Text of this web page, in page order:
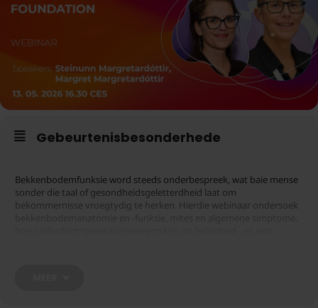
Gebeurtenisbesonderhede
Bekkenbodemfunksie word steeds onderbespreek, wat baie mense
sonder die taal of gesondheidsgeletterdheid laat om
bekommernisse vroegtydig te herken. Hierdie webinaar ondersoek